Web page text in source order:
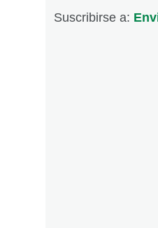
Suscribirse a: